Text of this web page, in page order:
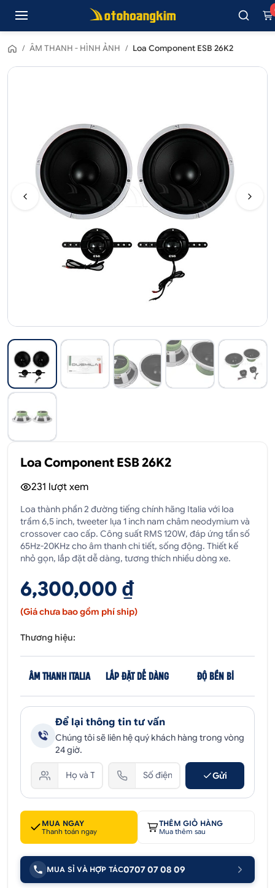
/ ÂM THANH - HÌNH ẢNH / Loa Component ESB 26K2
Loa Component ESB 26K2
231 lượt xem
Loa thành phần 2 đường tiếng chính hãng Italia với loa
trầm 6,5 inch, tweeter lụa 1 inch nam châm neodymium và
crossover cao cấp. Công suất RMS 120W, đáp ứng tần số
65Hz-20KHz cho âm thanh chi tiết, sống động. Thiết kế
nhỏ gọn, lắp đặt dễ dàng, tương thích nhiều dòng xe.
6,300,000 ₫
(Giá chưa bao gồm phí ship)
Thương hiệu:
ÂM THANH ITALIA LẮP ĐẶT DỄ DÀNG ĐỘ BỀN BỈ
Để lại thông tin tư vấn
Chúng tôi sẽ liên hệ quý khách hàng trong vòng
24 giờ.
Gửi
MUA NGAY
Thanh toán ngay
THÊM GIỎ HÀNG
Mua thêm sau
MUA SỈ VÀ HỢP TÁC0707 07 08 09